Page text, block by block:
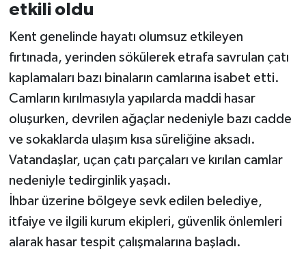
etkili oldu
Kent genelinde hayatı olumsuz etkileyen
fırtınada, yerinden sökülerek etrafa savrulan çatı
kaplamaları bazı binaların camlarına isabet etti.
Camların kırılmasıyla yapılarda maddi hasar
oluşurken, devrilen ağaçlar nedeniyle bazı cadde
ve sokaklarda ulaşım kısa süreliğine aksadı.
Vatandaşlar, uçan çatı parçaları ve kırılan camlar
nedeniyle tedirginlik yaşadı.
İhbar üzerine bölgeye sevk edilen belediye,
itfaiye ve ilgili kurum ekipleri, güvenlik önlemleri
alarak hasar tespit çalışmalarına başladı.